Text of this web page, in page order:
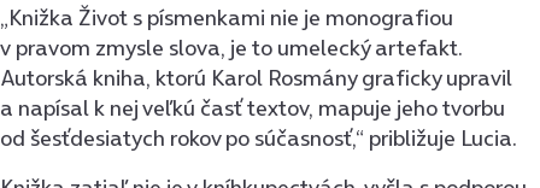
„Knižka Život s písmenkami nie je monografiou
v pravom zmysle slova, je to umelecký artefakt.
Autorská kniha, ktorú Karol Rosmány graficky upravil
a napísal k nej veľkú časť textov, mapuje jeho tvorbu
od šesťdesiatych rokov po súčasnosť,“ približuje Lucia.